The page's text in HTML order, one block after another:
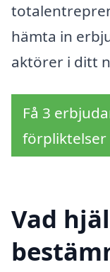
hämta in
aktörer i ditt
Få 3
förpliktelser
Vad